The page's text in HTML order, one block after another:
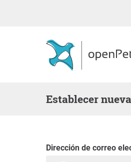
Establecer
Dirección de correo